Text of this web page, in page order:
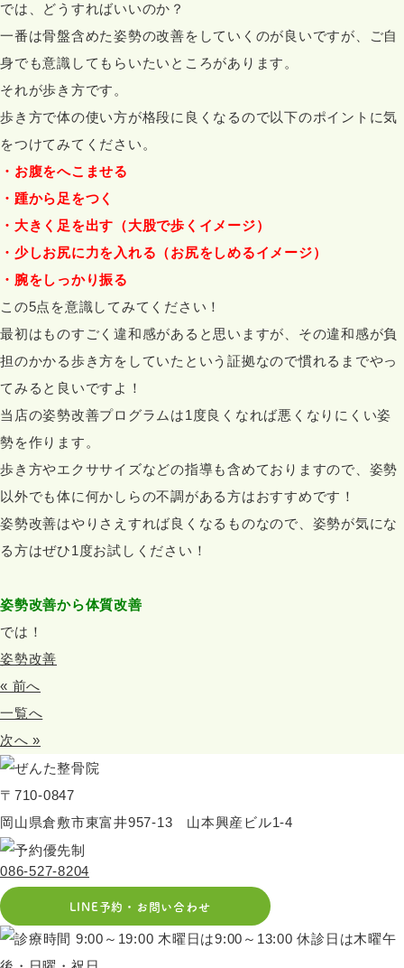
では、どうすればいいのか？
一番は骨盤含めた姿勢の改善をしていくのが良いですが、ご自
身でも意識してもらいたいところがあります。
それが歩き方です。
歩き方で体の使い方が格段に良くなるので以下のポイントに気
をつけてみてください。
・お腹をへこませる
・踵から足をつく
・大きく足を出す（大股で歩くイメージ）
・少しお尻に力を入れる（お尻をしめるイメージ）
・腕をしっかり振る
この5点を意識してみてください！
最初はものすごく違和感があると思いますが、その違和感が負
担のかかる歩き方をしていたという証拠なので慣れるまでやっ
てみると良いですよ！
当店の姿勢改善プログラムは1度良くなれば悪くなりにくい姿
勢を作ります。
歩き方やエクササイズなどの指導も含めておりますので、姿勢
以外でも体に何かしらの不調がある方はおすすめです！
姿勢改善はやりさえすれば良くなるものなので、姿勢が気にな
る方はぜひ1度お試しください！
姿勢改善から体質改善
では！
姿勢改善
« 前へ
一覧へ
次へ »
〒710-0847
岡山県倉敷市東富井957-13 山本興産ビル1-4
086-527-8204
LINE予約・お問い合わせ